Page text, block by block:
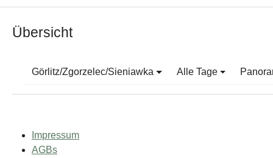
Übersicht
Görlitz/Zgorzelec/Sieniawka Alle Tage
Impressum
AGBs